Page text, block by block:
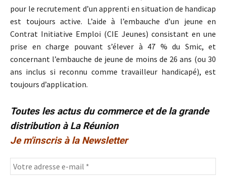
pour le recrutement d’un apprenti en situation de handicap
est toujours active. L’aide à l’embauche d’un jeune en
Contrat Initiative Emploi (CIE Jeunes) consistant en une
prise en charge pouvant s’élever à 47 % du Smic, et
concernant l’embauche de jeune de moins de 26 ans (ou 30
ans inclus si reconnu comme travailleur handicapé), est
toujours d’application.
Toutes les actus du commerce et de la grande
distribution à La Réunion
Je m'inscris à la Newsletter